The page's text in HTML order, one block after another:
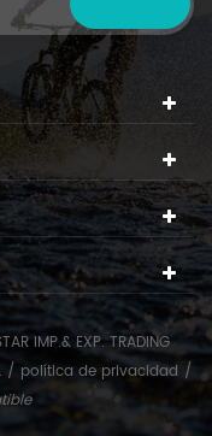
IMP.& EXP. TRADING
/ política de privacidad /